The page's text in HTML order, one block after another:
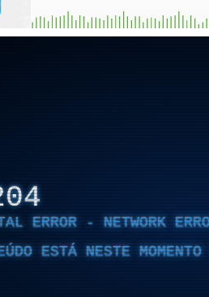
ERROR - NETWORK
ESTÁ NESTE